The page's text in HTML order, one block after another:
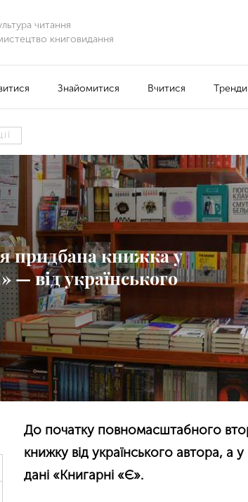
читання
книговидання
Знайомитися Вчитися Тренди
придбана книжка у
— від українського
До початку повномасштабного
книжку від українського автора,
дані «Книгарні «Є».